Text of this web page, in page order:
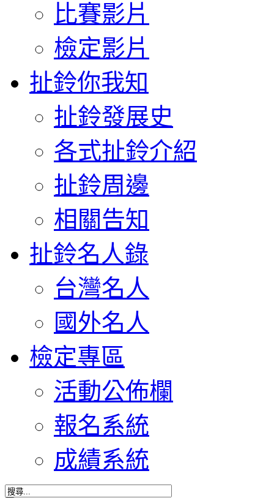
比賽影片
檢定影片
扯鈴你我知
扯鈴發展史
各式扯鈴介紹
扯鈴周邊
相關告知
扯鈴名人錄
台灣名人
國外名人
檢定專區
活動公佈欄
報名系統
成績系統